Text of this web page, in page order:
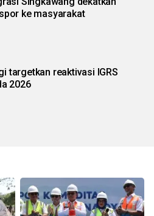
ke masyarakat
targetkan reaktivasi IGRS
2026